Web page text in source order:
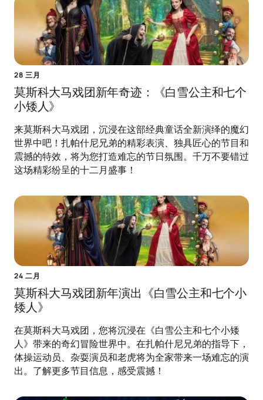
28 三月
莫斯科大马戏团新年奇迹：《白雪公主和七个
小矮人》
来莫斯科大马戏团，沉浸在这部经典童话全新演绎的魔幻
世界中吧！扎帕什尼兄弟的精彩表演、独具匠心的节目和
震撼的特效，将为您打造难忘的节日氛围。千万不要错过
这场精彩纷呈的十二月盛事！
24 二月
莫斯科大马戏团新年演出《白雪公主和七个小
矮人》
在莫斯科大马戏团，您将沉浸在《白雪公主和七个小矮
人》带来的奇幻冒险世界中。在扎帕什尼兄弟的指导下，
体操运动员、杂耍演员和老虎将为全家带来一场难忘的演
出。了解更多节目信息，感受震撼！